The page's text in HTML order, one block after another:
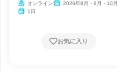
オンライン
2026年8月・9月・10月
1日
お気に入り